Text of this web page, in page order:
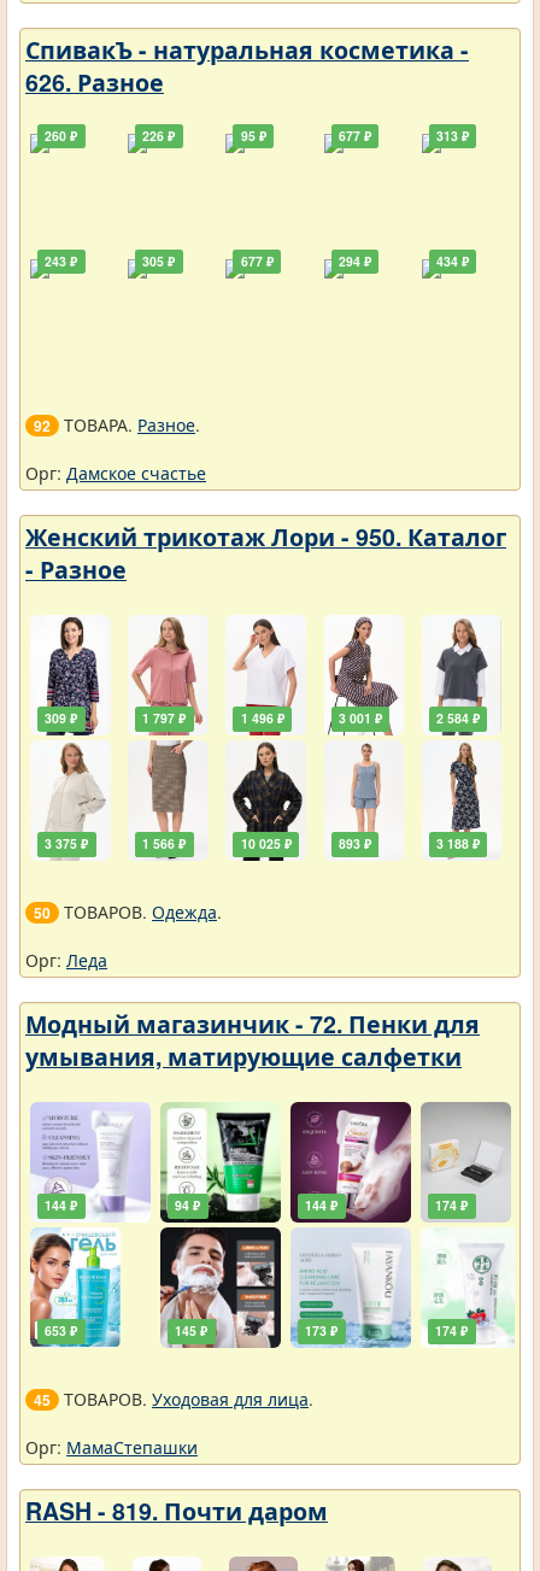
СпивакЪ - натуральная косметика -
626. Разное
260 ₽
243 ₽
226 ₽
305 ₽
95 ₽
677 ₽
677 ₽
294 ₽
313 ₽
434 ₽
92 ТОВАРА. Разное.
Орг: Дамское счастье
Женский трикотаж Лори - 950. Каталог
- Разное
309 ₽
3 375 ₽
1 797 ₽
1 566 ₽
1 496 ₽
10 025 ₽
3 001 ₽
893 ₽
2 584 ₽
3 188 ₽
50 ТОВАРОВ. Одежда.
Орг: Леда
Модный магазинчик - 72. Пенки для
умывания, матирующие салфетки
144 ₽
653 ₽
94 ₽
145 ₽
144 ₽
173 ₽
174 ₽
174 ₽
45 ТОВАРОВ. Уходовая для лица.
Орг: МамаСтепашки
RASH - 819. Почти даром